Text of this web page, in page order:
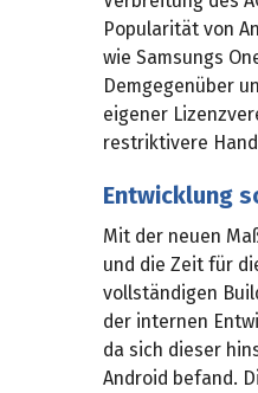
Popularität von
wie Samsungs
Demgegenüber
eigener
restriktivere
Entwicklung
Mit der neuen
und die Zeit für
vollständigen
der internen
da sich dieser
Android befand.